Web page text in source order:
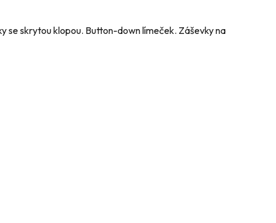
se skrytou klopou. Button-down límeček. Záševky na